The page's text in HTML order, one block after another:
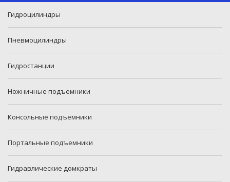
Гидроцилиндры
Пневмоцилиндры
Гидростанции
Ножничные подъемники
Консольные подъемники
Портальные подъемники
Гидравлические домкраты